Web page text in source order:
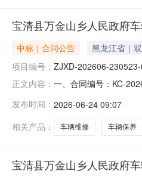
宝清县万金山乡人民政府
中标｜合同公告 黑龙江省｜
项目编号： ZJXD-202606-
正文内容： 一、合同编号：KC-
方）：宝清县小梁子汽
发布时间： 2026-06-24 09:07
相关产品：
车辆维修 车辆保养
宝清县万金山乡人民政府